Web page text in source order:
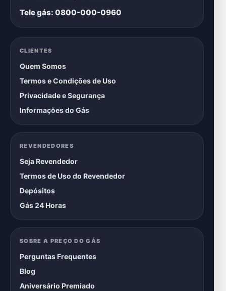
Tele gás: 0800-000-0960
CLIENTES
Quem Somos
Termos e Condições de Uso
Privacidade e Segurança
Informações do Gás
REVENDEDORES
Seja Revendedor
Termos de Uso do Revendedor
Depósitos
Gás 24 Horas
SOBRE A PREÇO DO GÁS
Perguntas Frequentes
Blog
Aniversário Premiado